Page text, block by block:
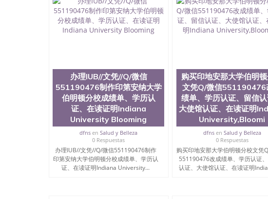
留学文凭认证QQ微信551190476国外文凭回国认证QQ微信
留学回国证明QQ微信551190476 国外烫金照片QQ微信
德国留学回国证明QQ微信551190476爱尔兰留学回国证明QQ微
551190476 网上买文凭可靠吗QQ微信551190476买国外文凭质
理QQ微信551190476国外大学文凭真制作QQ微信551190476办
551190476学士学位证书查询机构QQ微信551190476 国外资格
证QQ微信551190476海外文凭认证办理QQ微信551190476 圣
译为“圣荷西州立大学”）成立于1857年，简称SJSU，是加州历
学之一。位于圣何塞市San Jose中心，占地154公顷。它是一
学，它以极高的就业率，全美名列前茅的毕业薪资，浓厚的多
《福克斯》杂志评选为全美50强公立综合性大学，每年有来自
至今，这是一所在世界上享有学术地位、声誉、实习机会和影
育质量的核心代表。其计算机系与会计系更是在当今美国大学
其所处地域的世界硅谷中心得到工作机会。许多硅谷公司甚至
的实习机会。无论是加州大学系统(UC)，还是加州州立大学系统
大学中的地理位置。 圣何塞州立大学座落于硅谷(Silicon
科技中心。约有学生三万人，超过134种学士学科和65个硕士学
办理IUB//文凭//Q/微信
551190476制作印第安纳大学
伯明顿分校成绩单、学历认
证、在读证明Indiana
University Blooming
dfns enSalud y Belleza
0 Respuestas
办理IUB//文凭//Q/微信551190476制作
印第安纳大学伯明顿分校成绩单、学历认
证、在读证明Indiana University...
购买印地安那大学伯明
文凭Q/微信551190476
绩单、学历认证、留信认
大使馆认证、在读证明
University,Bloomi
dfnsen Salud y Belleza
0 Respuestas
购买印地安那大学伯明顿分校文凭
551190476改成绩单、学历认证
认证、大使馆认证、在读证明